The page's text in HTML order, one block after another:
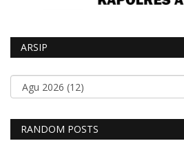
ARSIP
RANDOM POSTS